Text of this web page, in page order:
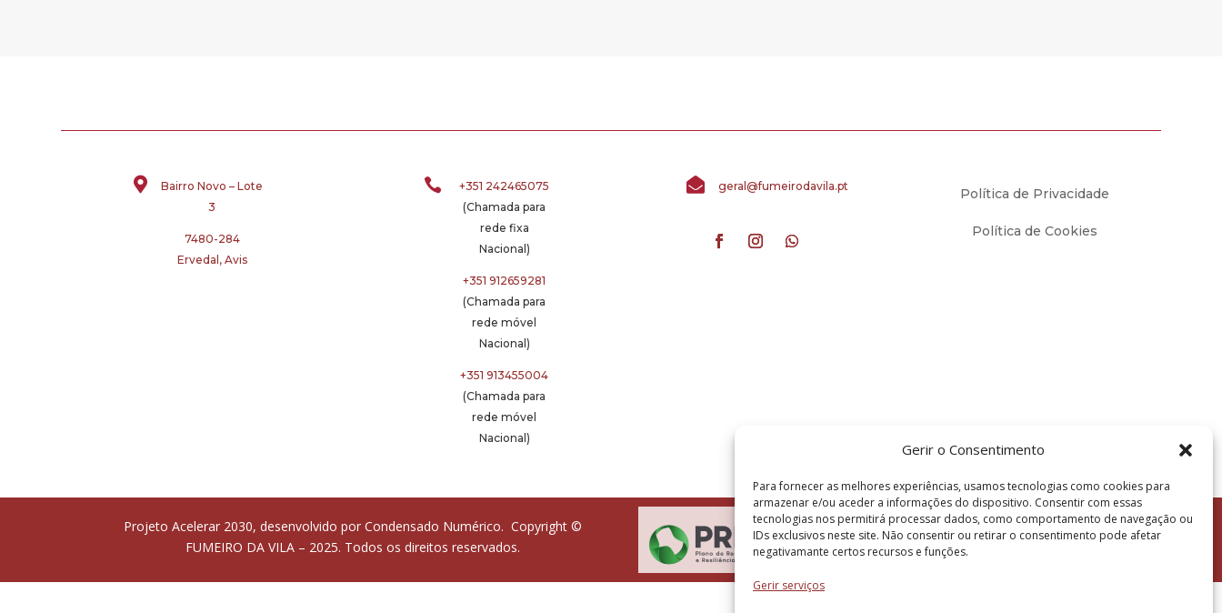
Gerir o Consentimento
Para fornecer as melhores experiências, usamos tecnologias como cookies para
armazenar e/ou aceder a informações do dispositivo. Consentir com essas
tecnologias nos permitirá processar dados, como comportamento de navegação ou
IDs exclusivos neste site. Não consentir ou retirar o consentimento pode afetar
negativamante certos recursos e funções.
Gerir serviços

Bairro Novo – Lote
3
7480-284
Ervedal, Avis

+351 242465075
(Chamada para
rede fixa
Nacional)
+351 912659281
(Chamada para
rede móvel
Nacional)
+351 913455004
(Chamada para
rede móvel
Nacional)
 geral@fumeirodavila.pt Política de Privacidade
Política de Cookies
Projeto Acelerar 2030, desenvolvido por Condensado Numérico. Copyright ©
FUMEIRO DA VILA – 2025. Todos os direitos reservados.